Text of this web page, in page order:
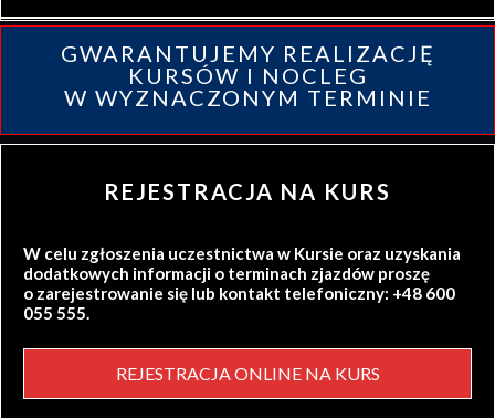
GWARANTUJEMY REALIZACJĘ
KURSÓW I NOCLEG
W WYZNACZONYM TERMINIE
REJESTRACJA NA KURS
W celu zgłoszenia uczestnictwa w Kursie oraz uzyskania
dodatkowych informacji o terminach zjazdów proszę
o zarejestrowanie się lub kontakt telefoniczny: +48 600
055 555.
REJESTRACJA ONLINE NA KURS